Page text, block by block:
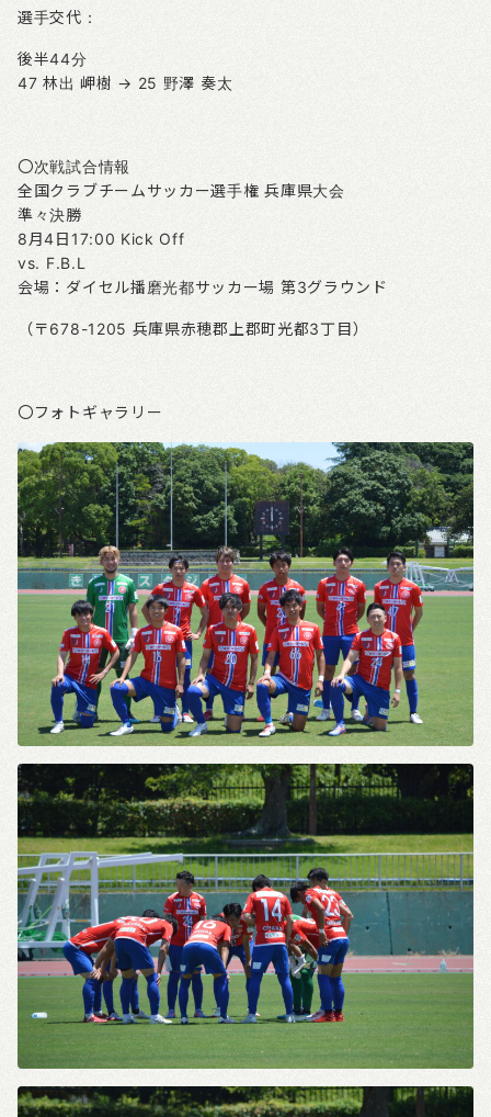
選手交代：
後半44分
47 林出 岬樹 → 25 野澤 奏太
〇次戦試合情報
全国クラブチームサッカー選手権 兵庫県大会
準々決勝
8月4日17:00 Kick Off
vs. F.B.L
会場：ダイセル播磨光都サッカー場 第3グラウンド
（〒678-1205 兵庫県赤穂郡上郡町光都3丁目）
〇フォトギャラリー